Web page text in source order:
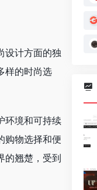
设计方面的独
样的时尚选
环境和可持续
购物选择和便
的翘楚，受到